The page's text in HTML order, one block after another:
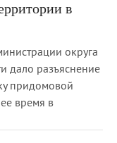
в
округа
дало разъяснение
придомовой
время в